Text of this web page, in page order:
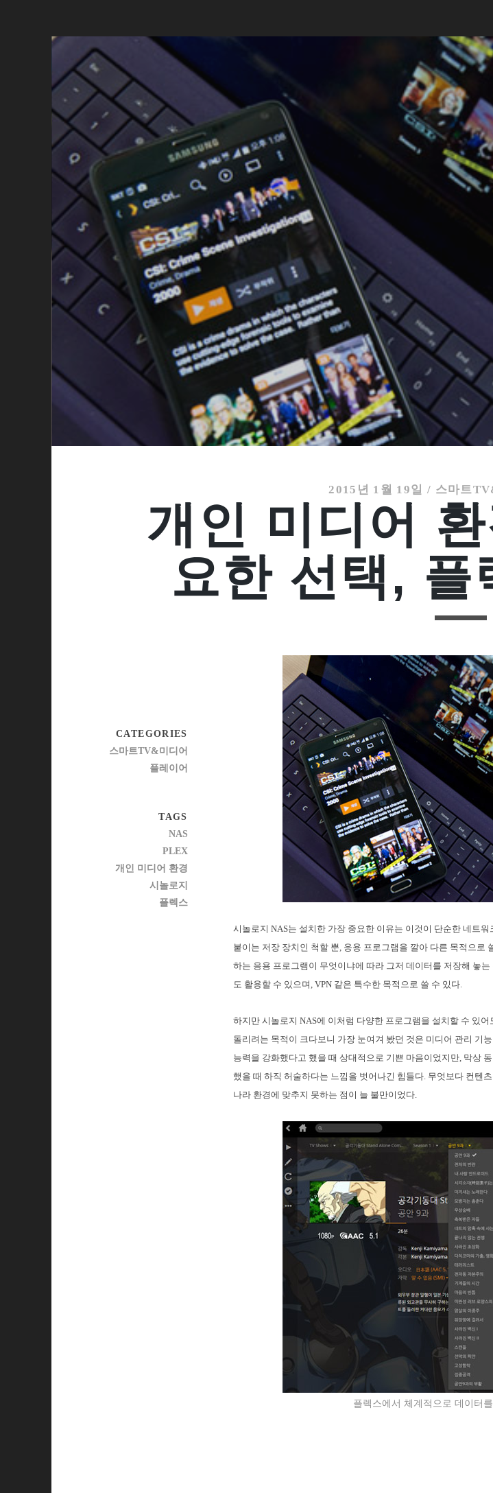
2015년 1월 19일 / 스마트
개인 미디어
요한 선택,
시놀로지 NAS는 설치한 가장 중요한 이유는 이것이 단순한 네트
붙이는 저장 장치인 척할 뿐, 응용 프로그램을 깔아 다른 목적으로
하는 응용 프로그램이 무엇이냐에 따라 그저 데이터를 저장해 놓
도 활용할 수 있으며, VPN 같은 특수한 목적으로 쓸 수 있다.
하지만 시놀로지 NAS에 이처럼 다양한 프로그램을 설치할 수 있
돌리려는 목적이 크다보니 가장 눈여겨 봤던 것은 미디어 관리 기
능력을 강화했다고 했을 때 상대적으로 기쁜 마음이었지만, 막상
했을 때 하직 허술하다는 느낌을 벗어나긴 힘들다. 무엇보다 컨텐
나라 환경에 맞추지 못하는 점이 늘 불만이었다.
플렉스에서 체계적으로 데이터
CATEGORIES
스마트TV&미디어
플레이어
TAGS
NAS
PLEX
개인 미디어 환경
시놀로지
플렉스